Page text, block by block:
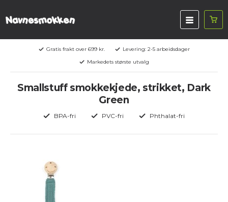
Gratis frakt over 699 kr.
Levering: 2-5 arbeidsdager
Markedets største utvalg
Smallstuff smokkekjede, strikket, Dark
Green
BPA-fri PVC-fri Phthalat-fri